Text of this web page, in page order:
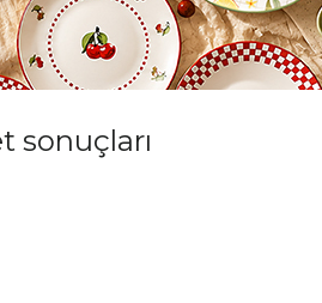
sonuçları